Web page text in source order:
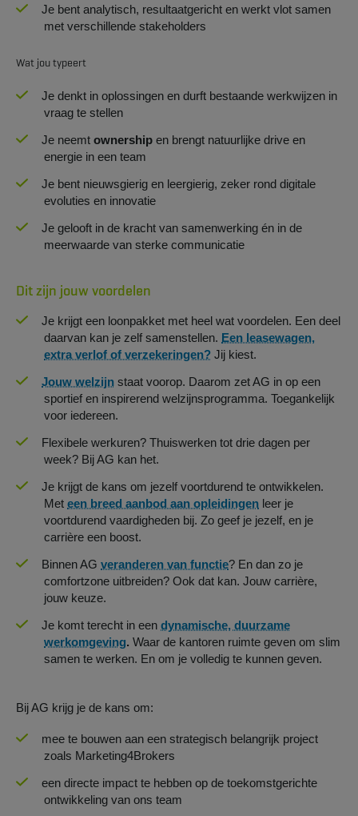
Je bent analytisch, resultaatgericht en werkt vlot samen
met verschillende stakeholders
Wat jou typeert
Je denkt in oplossingen en durft bestaande werkwijzen in
vraag te stellen
Je neemt ownership en brengt natuurlijke drive en
energie in een team
Je bent nieuwsgierig en leergierig, zeker rond digitale
evoluties en innovatie
Je gelooft in de kracht van samenwerking én in de
meerwaarde van sterke communicatie
Dit zijn jouw voordelen
Je krijgt een loonpakket met heel wat voordelen. Een deel
daarvan kan je zelf samenstellen. Een leasewagen,
extra verlof of verzekeringen? Jij kiest.
Jouw welzijn staat voorop. Daarom zet AG in op een
sportief en inspirerend welzijnsprogramma. Toegankelijk
voor iedereen.
Flexibele werkuren? Thuiswerken tot drie dagen per
week? Bij AG kan het.
Je krijgt de kans om jezelf voortdurend te ontwikkelen.
Met een breed aanbod aan opleidingen leer je
voortdurend vaardigheden bij. Zo geef je jezelf, en je
carrière een boost.
Binnen AG veranderen van functie? En dan zo je
comfortzone uitbreiden? Ook dat kan. Jouw carrière,
jouw keuze.
Je komt terecht in een dynamische, duurzame
werkomgeving. Waar de kantoren ruimte geven om slim
samen te werken. En om je volledig te kunnen geven.
Bij AG krijg je de kans om:
mee te bouwen aan een strategisch belangrijk project
zoals Marketing4Brokers
een directe impact te hebben op de toekomstgerichte
ontwikkeling van ons team